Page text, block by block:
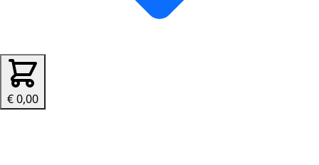
€ 0,00